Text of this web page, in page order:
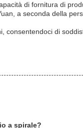
di fornitura di
a seconda della
consentendoci di
a spirale?